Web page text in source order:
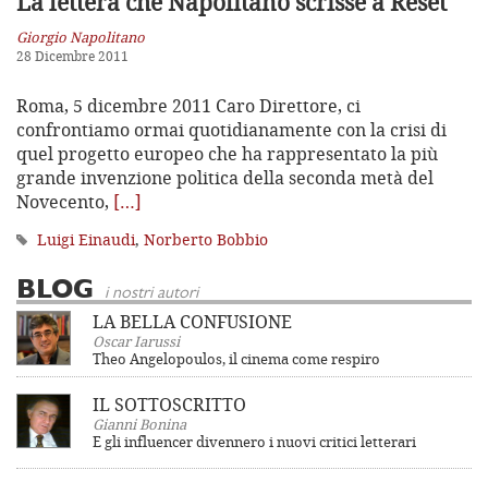
Giorgio Napolitano
28 Dicembre 2011
Roma, 5 dicembre 2011 Caro Direttore, ci
confrontiamo ormai quotidianamente con la crisi di
quel progetto europeo che ha rappresentato la più
grande invenzione politica della seconda metà del
Novecento, […]
Luigi Einaudi, Norberto Bobbio
BLOG i nostri autori
LA BELLA CONFUSIONE
Oscar Iarussi
Theo Angelopoulos, il cinema come respiro
IL SOTTOSCRITTO
Gianni Bonina
E gli influencer divennero i nuovi critici letterari